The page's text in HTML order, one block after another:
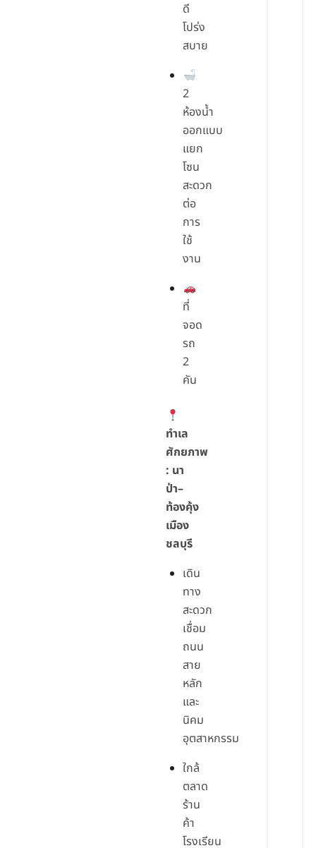
ดี
โปร่ง
สบาย
2
ห้องน้ำ
ออกแบบ
แยก
โซน
สะดวก
ต่อ
การ
ใช้
งาน
ที่
จอด
รถ
2
คัน
ทำเล
ศักยภาพ
: นา
ป่า–
ท้องคุ้ง
เมือง
ชลบุรี
เดิน
ทาง
สะดวก
เชื่อม
ถนน
สาย
หลัก
และ
นิคม
อุตสาหกรรม
ใกล้
ตลาด
ร้าน
ค้า
โรงเรียน